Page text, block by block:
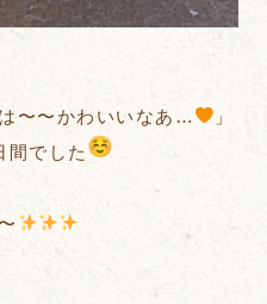
〜〜かわいいなあ…
」
間でした